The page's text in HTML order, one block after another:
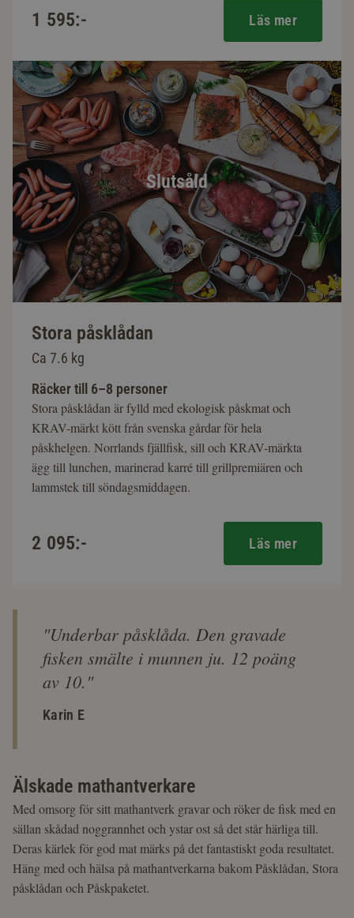
1 595:- Läs mer
Slutsåld
Stora påsklådan
Ca 7.6 kg
Räcker till 6–8 personer
Stora påsklådan är fylld med ekologisk påskmat och
KRAV-märkt kött från svenska gårdar för hela
påskhelgen. Norrlands fjällfisk, sill och KRAV-märkta
ägg till lunchen, marinerad karré till grillpremiären och
lammstek till söndagsmiddagen.
2 095:- Läs mer
"Underbar påsklåda. Den gravade
fisken smälte i munnen ju. 12 poäng
av 10."
Karin E
Älskade mathantverkare
Med omsorg för sitt mathantverk gravar och röker de fisk med en
sällan skådad noggrannhet och ystar ost så det står härliga till.
Deras kärlek för god mat märks på det fantastiskt goda resultatet.
Häng med och hälsa på mathantverkarna bakom Påsklådan, Stora
påsklådan och Påskpaketet.